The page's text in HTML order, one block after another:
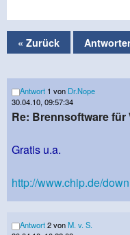
« Zurück
Antwort 1 von Dr.Nope
30.04.10, 09:57:34
Re: Brennsoftware für
Gratis u.a.
http://www.chip.de/
Antwort2 vonM. v. S.